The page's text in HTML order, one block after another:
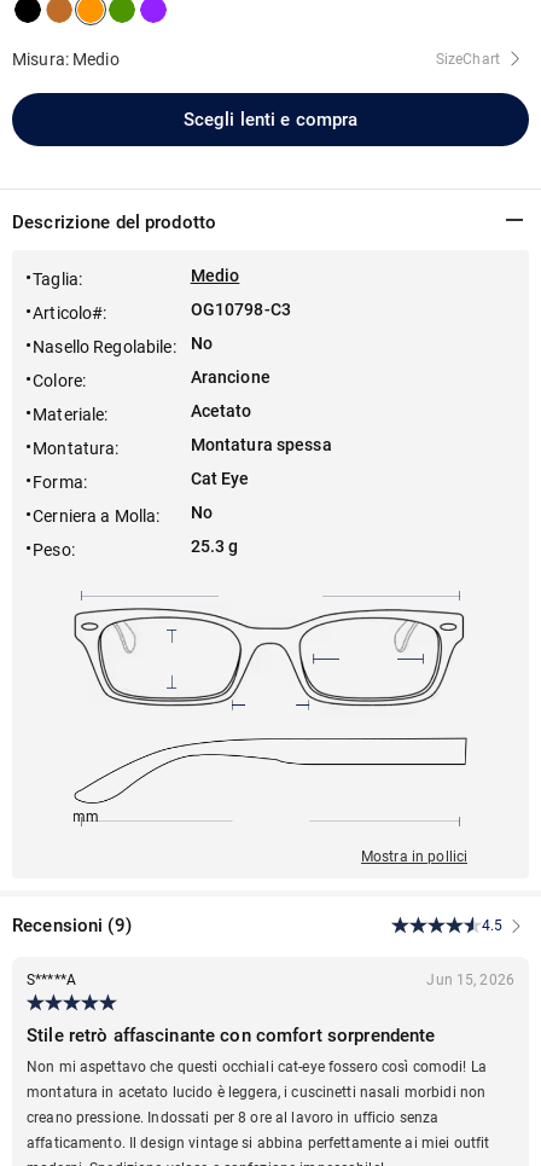
Misura: Medio SizeChart
Scegli lenti e compra
Descrizione del prodotto
Taglia:
Medio
Articolo#:
OG10798-C3
Nasello Regolabile:
No
Colore:
Arancione
Materiale:
Acetato
Montatura:
Montatura spessa
Forma:
Cat Eye
Cerniera a Molla:
No
Peso: 25.3 g
148mm
Mostra in pollici
Recensioni (9) 4.5
S*****A Jun 15, 2026
Stile retrò affascinante con comfort sorprendente
Non mi aspettavo che questi occhiali cat-eye fossero così comodi! La
montatura in acetato lucido è leggera, i cuscinetti nasali morbidi non
creano pressione. Indossati per 8 ore al lavoro in ufficio senza
affaticamento. Il design vintage si abbina perfettamente ai miei outfit